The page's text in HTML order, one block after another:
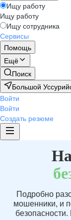
Ищу работу
Ищу работу
Ищу сотрудника
Сервисы
Помощь
Ещё
Поиск
Большой
Войти
Войти
Создать резюме
Подробно
мошенники, и
безопасности.